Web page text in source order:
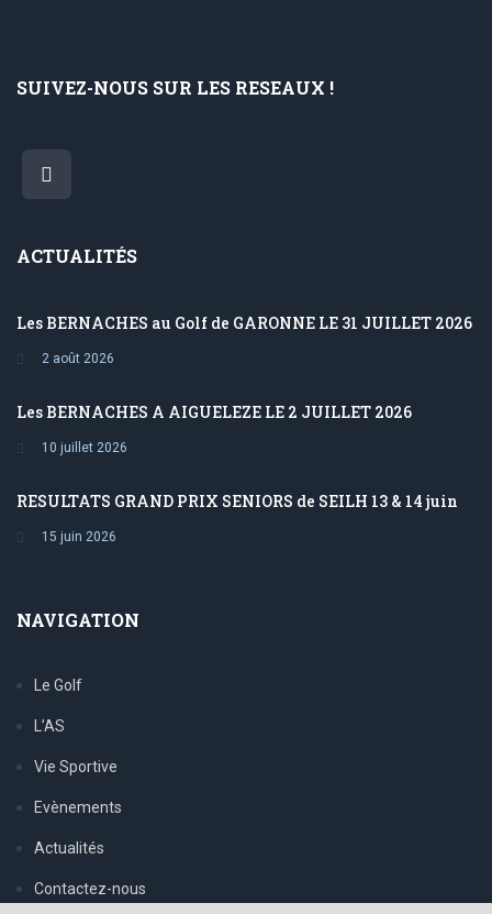
SUIVEZ-NOUS SUR LES RESEAUX !
ACTUALITÉS
Les BERNACHES au Golf de GARONNE LE 31 JUILLET 2026
2 août 2026
Les BERNACHES A AIGUELEZE LE 2 JUILLET 2026
10 juillet 2026
RESULTATS GRAND PRIX SENIORS de SEILH 13 & 14 juin
15 juin 2026
NAVIGATION
Le Golf
L’AS
Vie Sportive
Evènements
Actualités
Contactez-nous